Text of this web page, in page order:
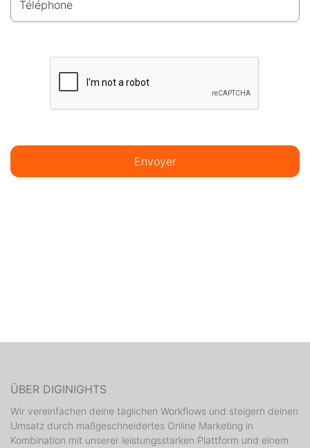
Téléphone
Envoyer
ÜBER DIGINIGHTS
Wir vereinfachen deine täglichen Workflows und steigern deinen
Umsatz durch maßgeschneidertes Online Marketing in
Kombination mit unserer leistungsstarken Plattform und einem